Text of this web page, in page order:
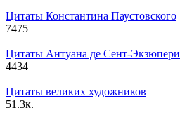
Цитаты Константина Паустовского
7475
Цитаты Антуана де Сент-Экзюпери
4434
Цитаты великих художников
51.3к.